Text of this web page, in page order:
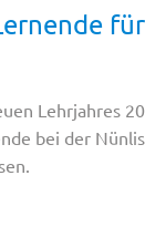
Lehrjahres
bei der